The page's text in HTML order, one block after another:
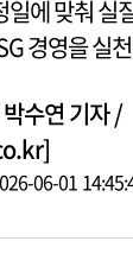
일에 맞춰 실
경영을 실
수연 기자 /
06-01